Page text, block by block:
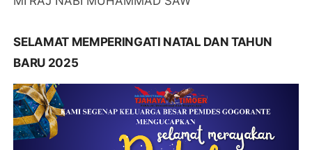
SELAMAT MEMPERINGATI NATAL DAN TAHUN
BARU 2025